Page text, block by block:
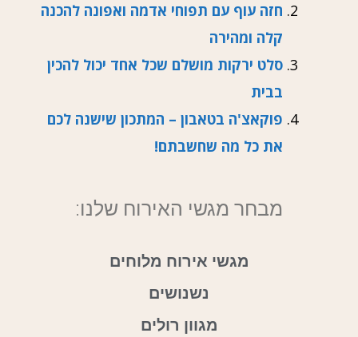
חזה עוף עם תפוחי אדמה ואפונה להכנה
קלה ומהירה
סלט ירקות מושלם שכל אחד יכול להכין
בבית
פוקאצ'ה בטאבון – המתכון שישנה לכם
את כל מה שחשבתם!
מבחר מגשי האירוח שלנו:
מגשי אירוח מלוחים
נשנושים
מגוון רולים